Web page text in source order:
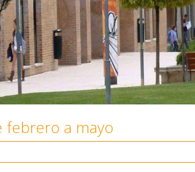
febrero a mayo